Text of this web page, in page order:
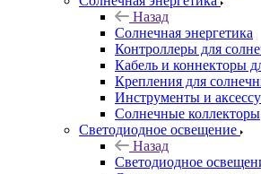
Назад
Солнечная энергетика
Контроллеры для
Кабель и коннекторы
Крепления для
Инструменты и
Солнечные коллекторы
Светодиодное освещение
Назад
Светодиодное